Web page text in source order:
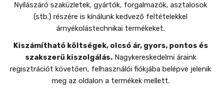
Nyílászáró szaküzletek, gyártók, forgalmazók, asztalosok
(stb.) részére is kínálunk kedvező feltételekkel
árnyékolástechnikai termékeket.
Kiszámítható költségek, olcsó ár, gyors, pontos és
szakszerű kiszolgálás.Nagykereskedelmi áraink
regisztrációt követően, felhasználói fiókjába belépve jelenik
meg az oldalon a termékek mellett.